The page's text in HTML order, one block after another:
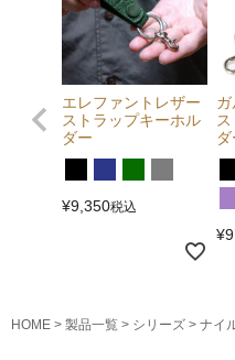
エレファントレザー
ストラップキーホル
ダー
¥9,350税込
ガ
¥
HOME 製品一覧 シリーズ ナイ